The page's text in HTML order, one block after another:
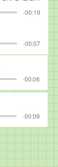
-00:07
-00:19
-00:06
-00:09